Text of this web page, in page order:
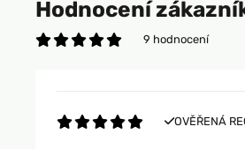
Hodnocení
9 hodnocení
OVĚŘENÁ